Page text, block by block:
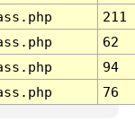
211
62
94
76